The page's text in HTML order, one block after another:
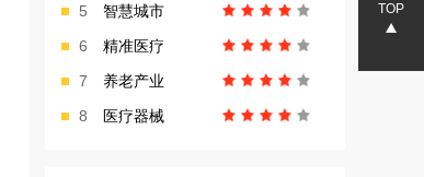
TOP
5
智慧城市
6
精准医疗
7
养老产业
8
医疗器械